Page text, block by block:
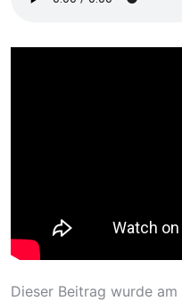
Dieser Beitrag wurde am